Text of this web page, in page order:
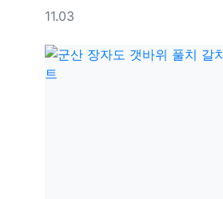
등록일
11.03